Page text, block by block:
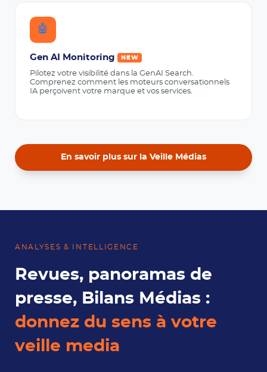
🤖
Gen AI Monitoring NEW
Pilotez votre visibilité dans la GenAI Search.
Comprenez comment les moteurs conversationnels
IA perçoivent votre marque et vos services.
En savoir plus sur la Veille Médias
ANALYSES & INTELLIGENCE
Revues, panoramas de
presse, Bilans Médias :
donnez du sens à votre
veille media